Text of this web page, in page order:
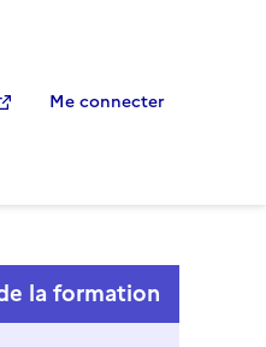
Me connecter
la formation